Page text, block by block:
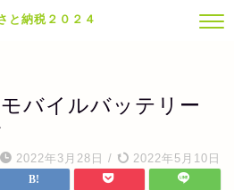
と納税２０２４
バイルバッテリー
2022年3月28日 / 2022年5月10日